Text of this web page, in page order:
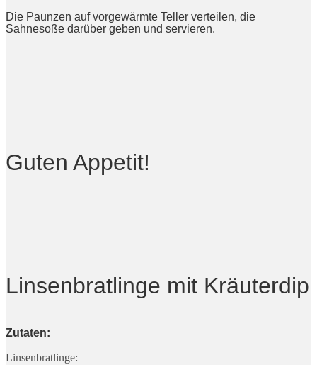
Die Paunzen auf vorgewärmte Teller verteilen, die
Sahnesoße darüber geben und servieren.
Guten Appetit!
Linsenbratlinge mit Kräuterdip
Zutaten:
Linsenbratlinge: